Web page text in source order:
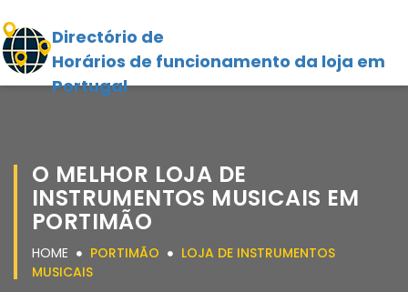
Directório de
Horários de funcionamento da loja em
Portugal
O MELHOR LOJA DE
INSTRUMENTOS MUSICAIS EM
PORTIMÃO
HOME PORTIMÃO
LOJA DE INSTRUMENTOS
MUSICAIS